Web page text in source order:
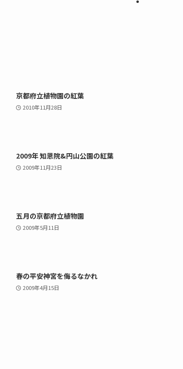
京都府立植物園の紅葉
2010年11月28日
2009年 知恩院&円山公園の紅葉
2009年11月23日
五月の京都府立植物園
2009年5月11日
春の平安神宮を侮るなかれ
2009年4月15日